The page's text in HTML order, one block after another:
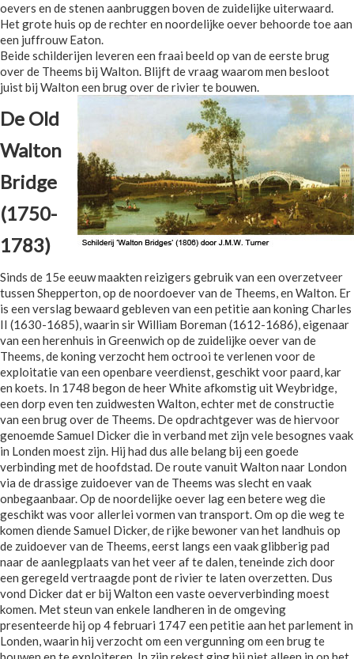
oevers en de stenen aanbruggen boven de zuidelijke uiterwaard.
Het grote huis op de rechter en noordelijke oever behoorde toe aan
een juffrouw Eaton.
Beide schilderijen leveren een fraai beeld op van de eerste brug
over de Theems bij Walton. Blijft de vraag waarom men besloot
juist bij Walton een brug over de rivier te bouwen.
De Old
Walton
Bridge
(1750-
1783)
Sinds de 15e eeuw maakten reizigers gebruik van een overzetveer
tussen Shepperton, op de noordoever van de Theems, en Walton. Er
is een verslag bewaard gebleven van een petitie aan koning Charles
II (1630-1685), waarin sir William Boreman (1612-1686), eigenaar
van een herenhuis in Greenwich op de zuidelijke oever van de
Theems, de koning verzocht hem octrooi te verlenen voor de
exploitatie van een openbare veerdienst, geschikt voor paard, kar
en koets. In 1748 begon de heer White afkomstig uit Weybridge,
een dorp even ten zuidwesten Walton, echter met de constructie
van een brug over de Theems. De opdrachtgever was de hiervoor
genoemde Samuel Dicker die in verband met zijn vele besognes vaak
in Londen moest zijn. Hij had dus alle belang bij een goede
verbinding met de hoofdstad. De route vanuit Walton naar London
via de drassige zuidoever van de Theems was slecht en vaak
onbegaanbaar. Op de noordelijke oever lag een betere weg die
geschikt was voor allerlei vormen van transport. Om op die weg te
komen diende Samuel Dicker, de rijke bewoner van het landhuis op
de zuidoever van de Theems, eerst langs een vaak glibberig pad
naar de aanlegplaats van het veer af te dalen, teneinde zich door
een geregeld vertraagde pont de rivier te laten overzetten. Dus
vond Dicker dat er bij Walton een vaste oeververbinding moest
komen. Met steun van enkele landheren in de omgeving
presenteerde hij op 4 februari 1747 een petitie aan het parlement in
Londen, waarin hij verzocht om een vergunning om een brug te